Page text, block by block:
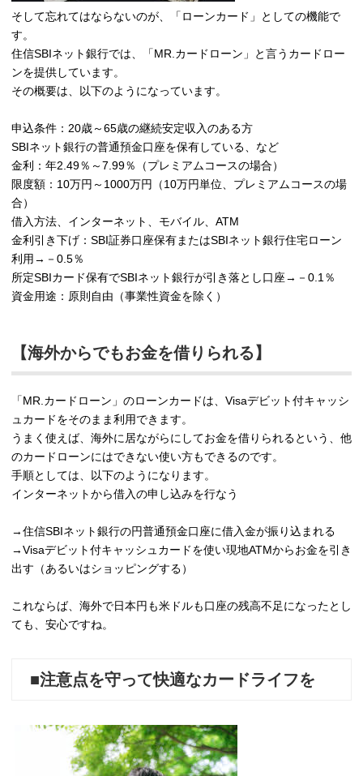
そして忘れてはならないのが、「ローンカード」としての機能で
す。
住信SBIネット銀行では、「MR.カードローン」と言うカードロー
ンを提供しています。
その概要は、以下のようになっています。
申込条件：20歳～65歳の継続安定収入のある方
SBIネット銀行の普通預金口座を保有している、など
金利：年2.49％～7.99％（プレミアムコースの場合）
限度額：10万円～1000万円（10万円単位、プレミアムコースの場
合）
借入方法、インターネット、モバイル、ATM
金利引き下げ：SBI証券口座保有またはSBIネット銀行住宅ローン
利用→－0.5％
所定SBIカード保有でSBIネット銀行が引き落とし口座→－0.1％
資金用途：原則自由（事業性資金を除く）
【海外からでもお金を借りられる】
「MR.カードローン」のローンカードは、Visaデビット付キャッシ
ュカードをそのまま利用できます。
うまく使えば、海外に居ながらにしてお金を借りられるという、他
のカードローンにはできない使い方もできるのです。
手順としては、以下のようになります。
インターネットから借入の申し込みを行なう
→住信SBIネット銀行の円普通預金口座に借入金が振り込まれる
→Visaデビット付キャッシュカードを使い現地ATMからお金を引き
出す（あるいはショッピングする）
これならば、海外で日本円も米ドルも口座の残高不足になったとし
ても、安心ですね。
■注意点を守って快適なカードライフを